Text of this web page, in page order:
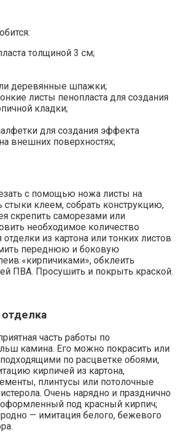
толщиной 3 см;
деревянные шпажки;
листы пенопласта для создания
кладки;
для создания эффекта
внешних поверхностях;
с помощью ножа листы на
стыки клеем, собрать конструкцию,
скрепить саморезами или
необходимое количество
из картона или тонких листов
переднюю и боковую
«кирпичиками», обклеить
ПВА. Просушить и покрыть краской.
часть работы по
камина. Его можно покрасить или
по расцветке обоями,
кирпичей из картона,
плинтусы или потолочные
Очень нарядно и празднично
оформленный под красный кирпич;
— имитация белого, бежевого